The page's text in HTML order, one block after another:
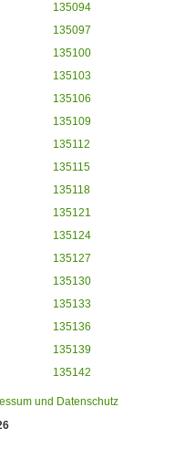
135094
135097
135100
135103
135106
135109
135112
135115
135118
135121
135124
135127
135130
135133
135136
135139
135142
und Datenschutz